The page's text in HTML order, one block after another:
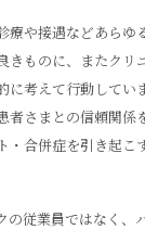
療や接遇などあらゆ
きものに、またクリ
に考えて行動してい
者さまとの信頼関係
・合併症を引き起こ
の従業員ではなく、